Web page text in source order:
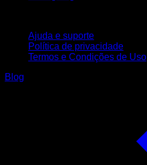
Ajuda e suporte
Política de privacidade
Termos e Condições de Uso
Blog